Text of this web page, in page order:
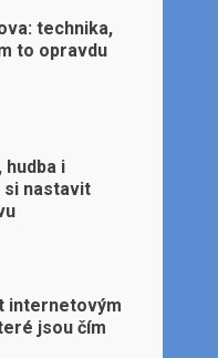
technika,
to opravdu
hudba i
si nastavit
internetovým
jsou čím